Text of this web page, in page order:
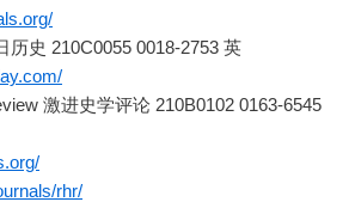
历史 210C0055 0018-2753 英
激进史学评论 210B0102 0163-6545
rhr/